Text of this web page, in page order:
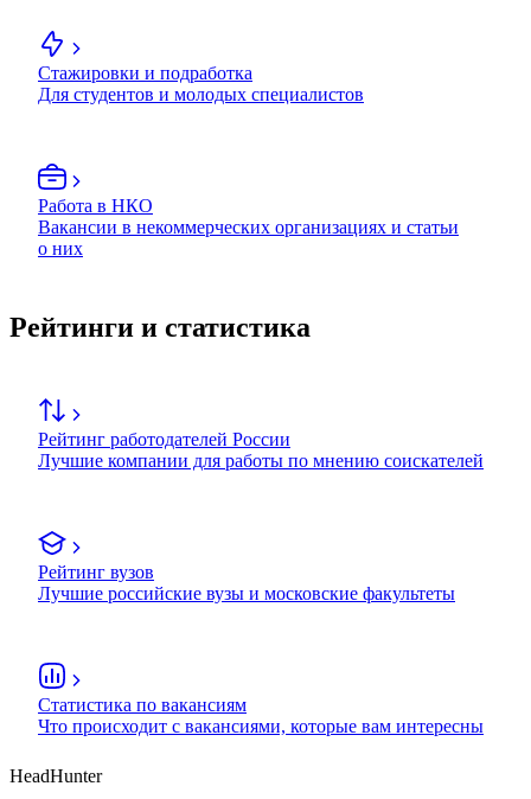
Стажировки и подработка
Для студентов и молодых специалистов
Работа в НКО
Вакансии в некоммерческих организациях и статьи
о них
Рейтинги и статистика
Рейтинг работодателей России
Лучшие компании для работы по мнению соискателей
Рейтинг вузов
Лучшие российские вузы и московские факультеты
Статистика по вакансиям
Что происходит с вакансиями, которые вам интересны
HeadHunter